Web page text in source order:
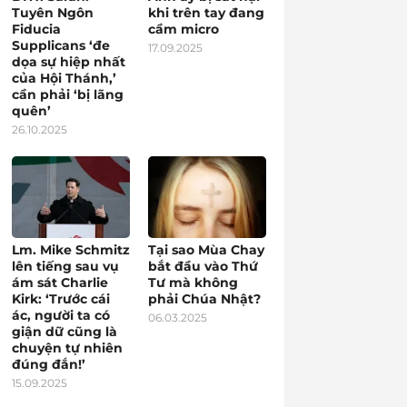
Tuyên Ngôn
Fiducia
Supplicans ‘đe
dọa sự hiệp nhất
của Hội Thánh,’
cần phải ‘bị lãng
quên’
26.10.2025
khi trên tay đang
cầm micro
17.09.2025
Lm. Mike Schmitz
lên tiếng sau vụ
ám sát Charlie
Kirk: ‘Trước cái
ác, người ta có
giận dữ cũng là
chuyện tự nhiên
đúng đắn!’
15.09.2025
Tại sao Mùa Chay
bắt đầu vào Thứ
Tư mà không
phải Chúa Nhật?
06.03.2025